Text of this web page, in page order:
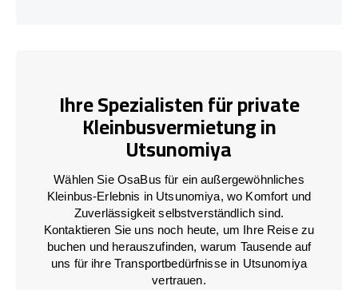
Ihre Spezialisten für private
Kleinbusvermietung in
Utsunomiya
Wählen Sie OsaBus für ein außergewöhnliches
Kleinbus-Erlebnis in Utsunomiya, wo Komfort und
Zuverlässigkeit selbstverständlich sind.
Kontaktieren Sie uns noch heute, um Ihre Reise zu
buchen und herauszufinden, warum Tausende auf
uns für ihre Transportbedürfnisse in Utsunomiya
vertrauen.